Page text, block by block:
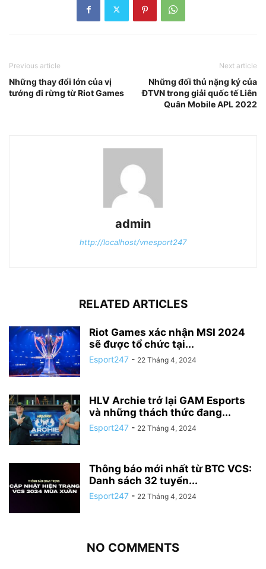
Previous article
Những thay đổi lớn của vị
tướng đi rừng từ Riot Games
Next article
Những đối thủ nặng ký của
ĐTVN trong giải quốc tế Liên
Quân Mobile APL 2022
admin
http://localhost/vnesport247
RELATED ARTICLES
Riot Games xác nhận MSI 2024
sẽ được tổ chức tại...
Esport247 - 22 Tháng 4, 2024
HLV Archie trở lại GAM Esports
và những thách thức đang...
Esport247 - 22 Tháng 4, 2024
Thông báo mới nhất từ BTC VCS:
Danh sách 32 tuyển...
Esport247 - 22 Tháng 4, 2024
NO COMMENTS